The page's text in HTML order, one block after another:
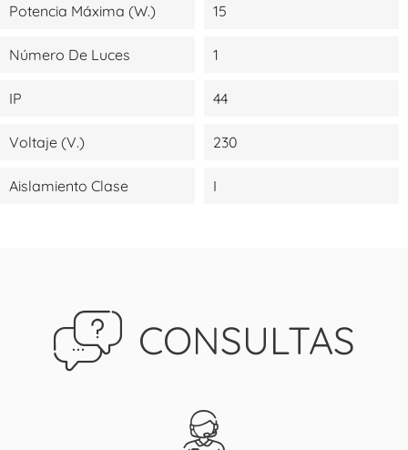
Potencia Máxima (W.) 15
Número De Luces 1
IP 44
Voltaje (V.) 230
Aislamiento Clase I
CONSULTAS